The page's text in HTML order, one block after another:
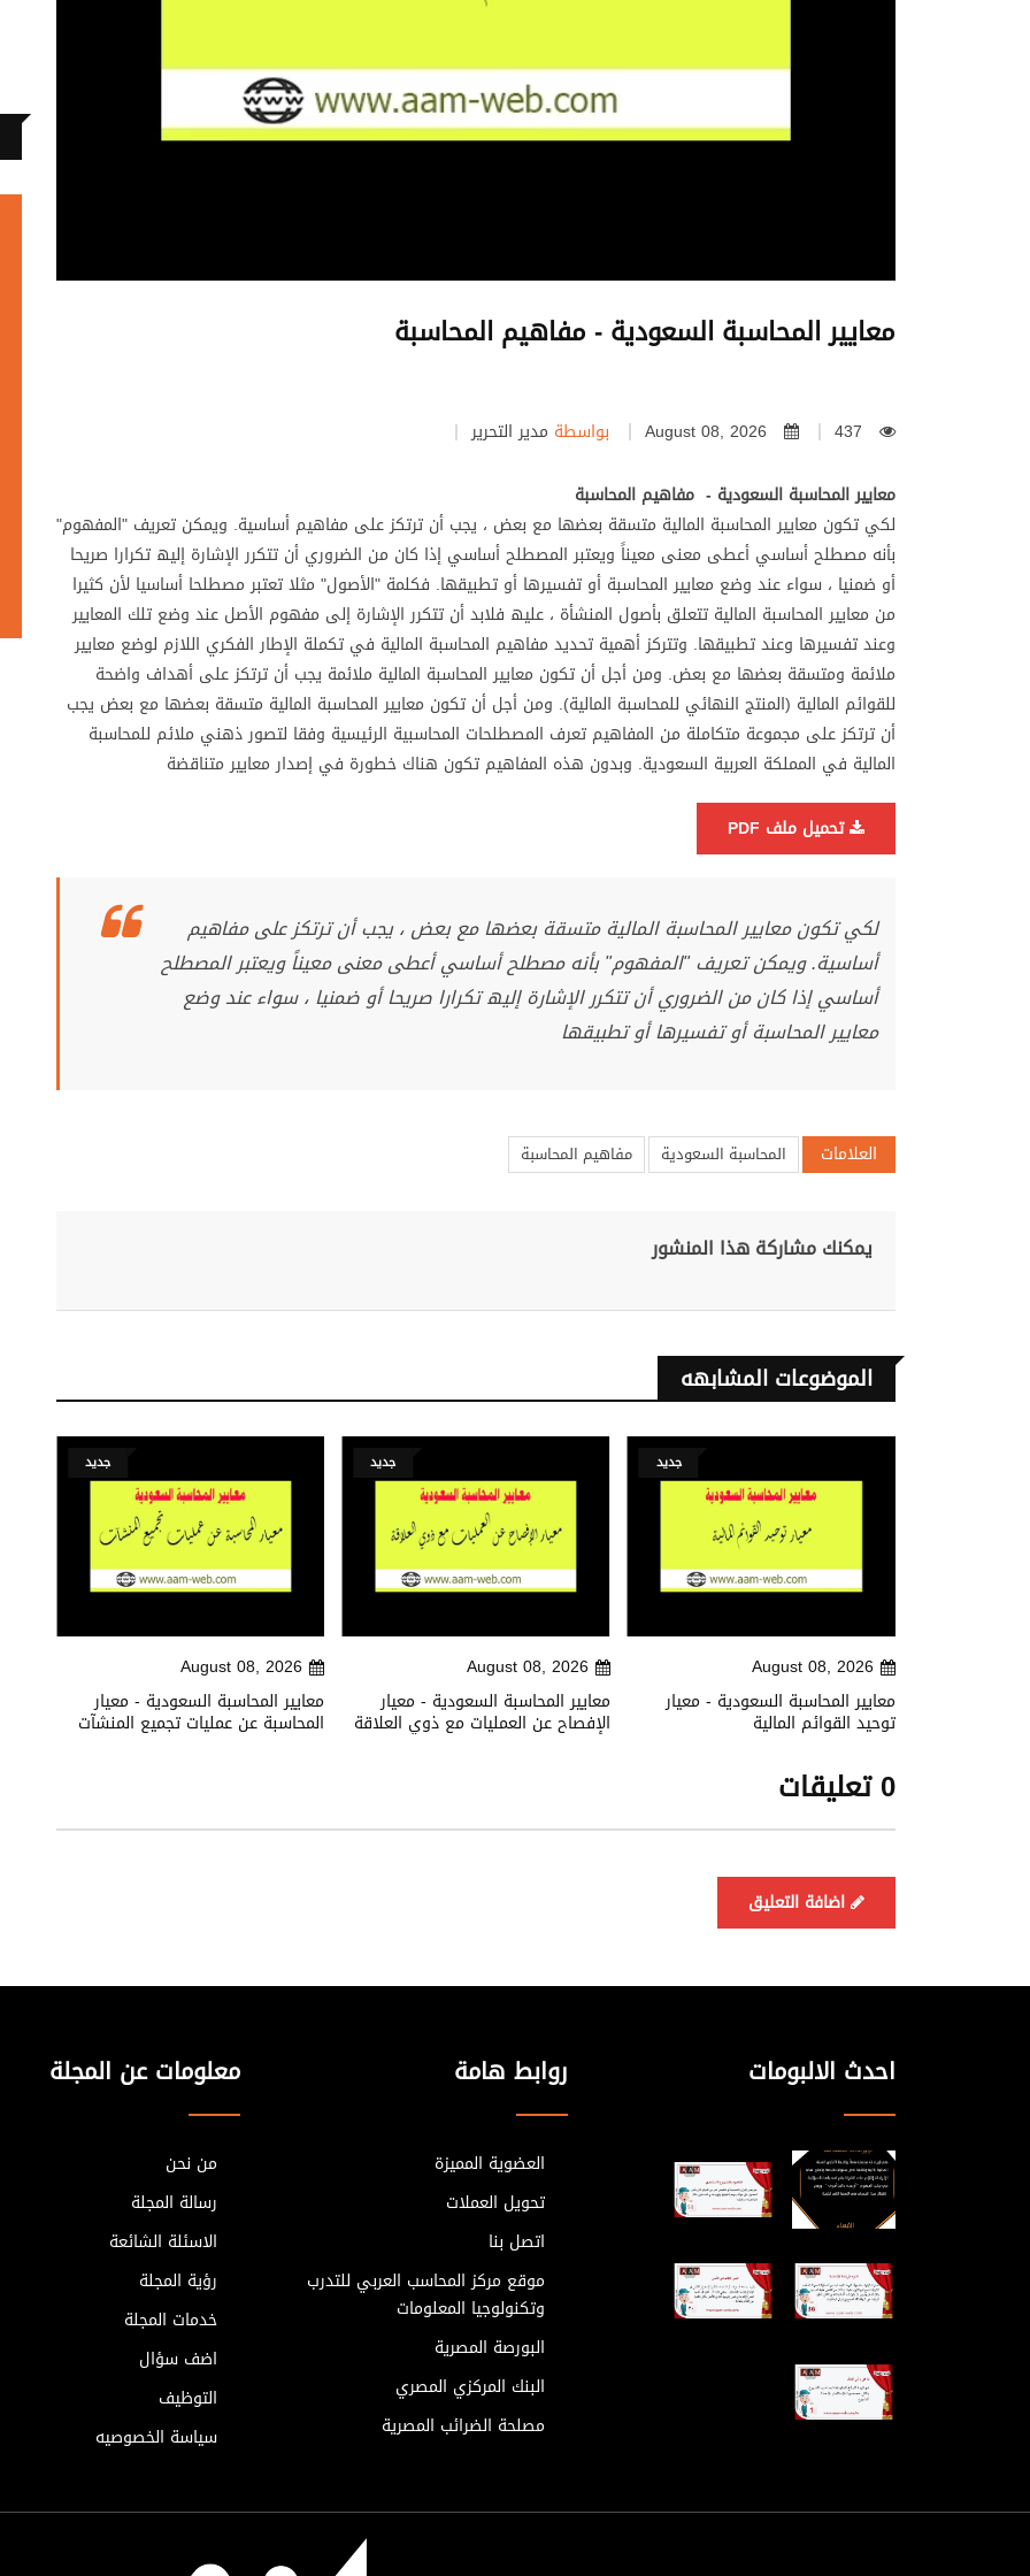
معايير المحاسبة السعودية - مفاهيم المحاسبة
بواسطة مدير التحرير August 08, 2026 437
معايير المحاسبة السعودية - مفاهيم المحاسبة
لكي تكون معاییر المحاسبة المالیة متسقة بعضھا مع بعض ، یجب أن ترتكز على مفاھیم أساسیة. ویمكن تعریف "المفھوم"
بأنه مصطلح أساسي أعطى معنى معیناً ویعتبر المصطلح أساسي إذا كان من الضروري أن تتكرر الإشارة إلیھ تكرارا صریحا
أو ضمنیا ، سواء عند وضع معاییر المحاسبة أو تفسیرھا أو تطبیقھا. فكلمة "الأصول" مثلا تعتبر مصطلحا أساسیا لأن كثیرا
من معاییر المحاسبة المالیة تتعلق بأصول المنشأة ، علیھ فلابد أن تتكرر الإشارة إلى مفھوم الأصل عند وضع تلك المعاییر
وعند تفسیرھا وعند تطبیقھا. وتتركز أھمیة تحدید مفاھیم المحاسبة المالیة في تكملة الإطار الفكري اللازم لوضع معاییر
ملائمة ومتسقة بعضھا مع بعض. ومن أجل أن تكون معاییر المحاسبة المالیة ملائمة یجب أن ترتكز على أھداف واضحة
للقوائم المالیة (المنتج النھائي للمحاسبة المالیة). ومن أجل أن تكون معاییر المحاسبة المالیة متسقة بعضھا مع بعض یجب
أن ترتكز على مجموعة متكاملة من المفاھیم تعرف المصطلحات المحاسبیة الرئیسیة وفقا لتصور ذھني ملائم للمحاسبة
المالیة في المملكة العربیة السعودیة. وبدون ھذه المفاھیم تكون ھناك خطورة في إصدار معاییر متناقضة
تحميل ملف PDF
لكي تكون معاییر المحاسبة المالیة متسقة بعضھا مع بعض ، یجب أن ترتكز على مفاھیم
أساسیة. ویمكن تعریف "المفھوم" بأنه مصطلح أساسي أعطى معنى معیناً ویعتبر المصطلح
أساسي إذا كان من الضروري أن تتكرر الإشارة إلیھ تكرارا صریحا أو ضمنیا ، سواء عند وضع
معاییر المحاسبة أو تفسیرھا أو تطبیقھا
العلامات المحاسبة السعودية مفاهيم المحاسبة
يمكنك مشاركة هذا المنشور
الموضوعات المشابهه
جديد
August 08, 2026
معايير المحاسبة السعودية - معيار
المحاسبة عن عمليات تجميع المنشآت
جديد
August 08, 2026
معايير المحاسبة السعودية - معيار
الإفصاح عن العمليات مع ذوي العلاقة
جديد
August 08, 2026
معايير المحاسبة السعودية - معيار
توحيد القوائم المالية
0 تعليقات
معلومات عن المجلة
من نحن
رسالة المجلة
الاسئلة الشائعة
رؤية المجلة
خدمات المجلة
اضف سؤال
التوظيف
سياسة الخصوصيه
روابط هامة
العضوية المميزة
تحويل العملات
اتصل بنا
موقع مركز المحاسب العربي للتدرب
وتكنولوجيا المعلومات
البورصة المصرية
البنك المركزي المصري
مصلحة الضرائب المصرية
احدث الالبومات